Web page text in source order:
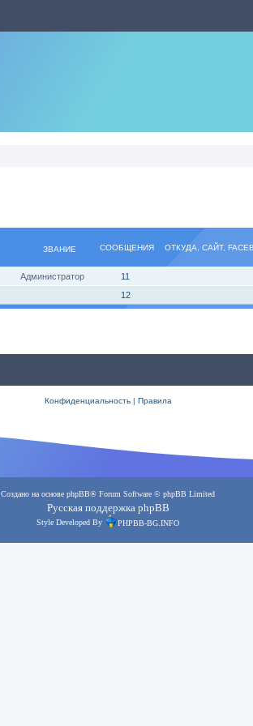
ЗВАНИЕ СООБЩЕНИЯ ОТКУДА, САЙТ,
Администратор 11
12
Конфиденциальность| Правила
Создано на основе phpBB® Forum Software © phpBB Limited
Русская поддержка phpBB
Style Developed By PHPBB-BG.INFO